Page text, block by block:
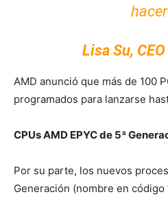
Lisa Su,
AMD anunció que más de 100
programados para lanzarse
CPUs AMD EPYC de 5ª
Por su parte, los nuevos
Generación (nombre en código